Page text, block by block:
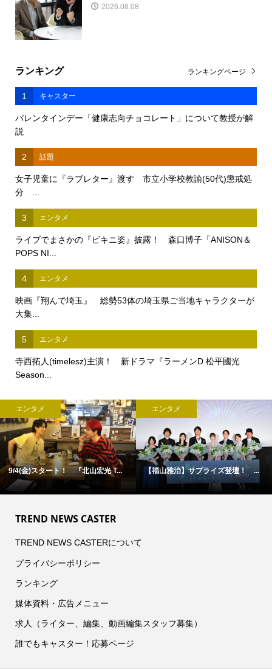
2026.08.08
ランキング
1 キャスター
バレンタインデー「健康志向チョコレート」について教授が解
説
2 話題
女子児童に『ラブレター』渡す 市立小学校教諭(50代)懲戒処
分 ...
3 エンタメ
ライブでまさかの『ビキニ姿』披露！ 森口博子「ANISON＆
POPS NI...
4 エンタメ
映画『翔んで埼玉』 総勢53体の埼玉県ご当地キャラクターが
大集...
5 エンタメ
寺西拓人(timelesz)主演！ 新ドラマ『ラーメンD 松平國光
Season...
ランキングページ
エンタメ
9/4(金)スタート！ 『北山宏光 T...
エンタメ
【福山雅治】サプライズ登壇！ ...
TREND NEWS CASTER
TREND NEWS CASTERについて
プライバシーポリシー
ランキング
媒体資料・広告メニュー
求人（ライター、編集、動画編集スタッフ募集）
誰でもキャスター！応募ページ